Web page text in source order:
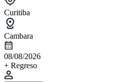
Curitiba
Cambara
08/08/2026
+ Regreso